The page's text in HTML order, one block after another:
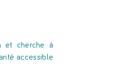
et cherche à
accessible